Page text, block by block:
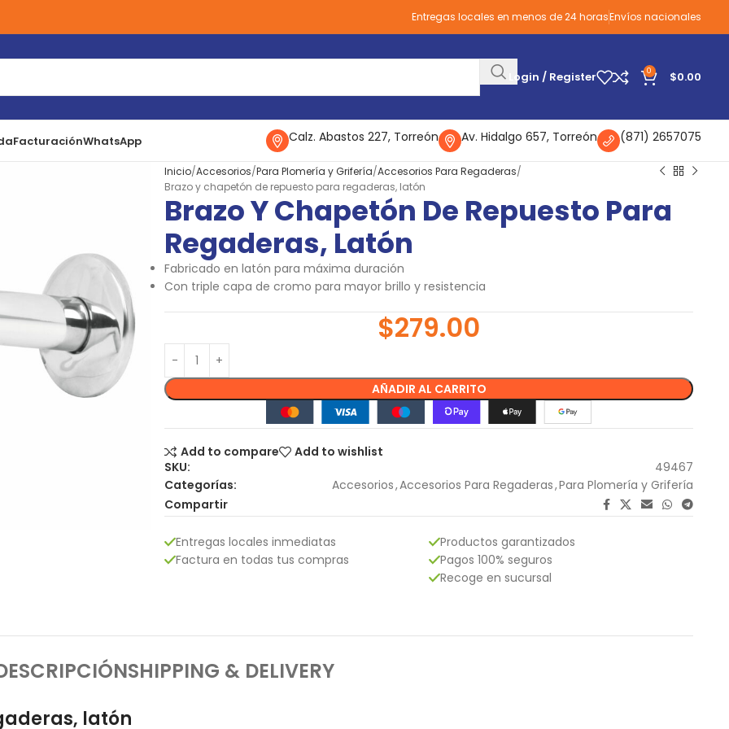
Entregas locales en menos de 24 horasEnvíos nacionales
Login / Register 0 $0.00
FacturaciónWhatsApp Calz. Abastos 227, Torreón Av. Hidalgo 657, Torreón (871) 2657075
Inicio Accesorios Para Plomería y Grifería Accesorios Para Regaderas
Brazo y chapetón de repuesto para regaderas, latón
Brazo Y Chapetón De Repuesto Para
Regaderas, Latón
Fabricado en latón para máxima duración
Con triple capa de cromo para mayor brillo y resistencia
$279.00
AÑADIR AL CARRITO
Add to compare
Add to wishlist
SKU:
49467
Categorías:
Accesorios,Accesorios Para Regaderas,Para Plomería y Grifería
Compartir
Entregas locales inmediatas
Factura en todas tus compras
Productos garantizados
Pagos 100% seguros
Recoge en sucursal
SHIPPING & DELIVERY
latón